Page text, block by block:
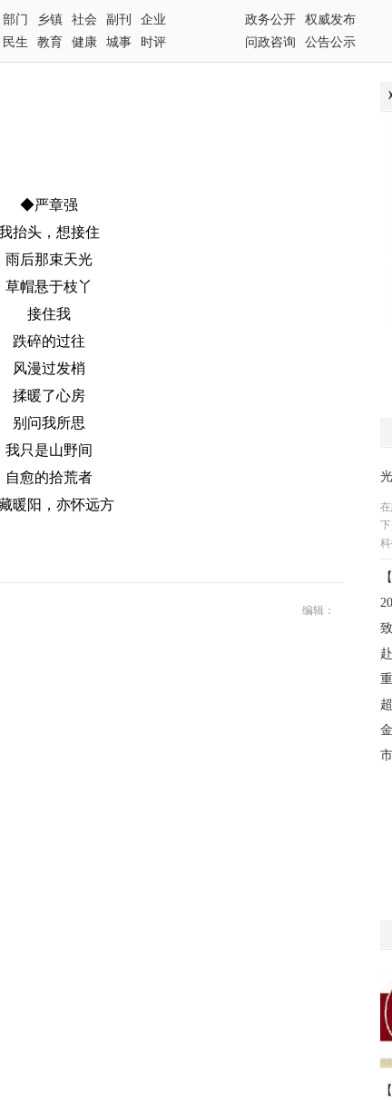
部门 乡镇 社会 副刊
企业
民生
教育 健康 城事 时评
政务公开
权威发布
问政咨询
公告公示
◆严章强
抬头，想接住
雨后那束天光
草帽悬于枝丫
接住我
跌碎的过往
风漫过发梢
揉暖了心房
别问我所思
我只是山野间
自愈的拾荒者
暖阳，亦怀远方
编辑：